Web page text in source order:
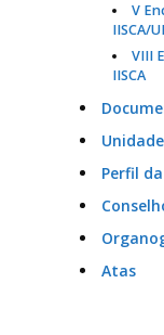
V
IISCA/
VIII
IISCA
Perfil
Atas